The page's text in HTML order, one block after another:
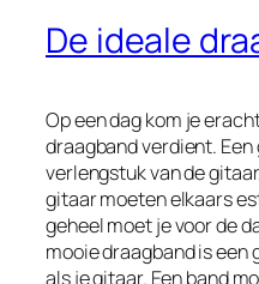
De ideale
Op een dag kom je
draagband verdient. Een
verlengstuk van de
gitaar moeten elkaars
geheel moet je voor de
mooie draagband is een
als je gitaar. Een band